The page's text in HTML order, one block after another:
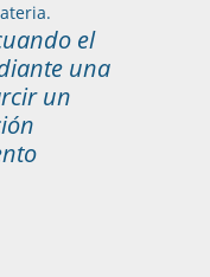
el
una
un